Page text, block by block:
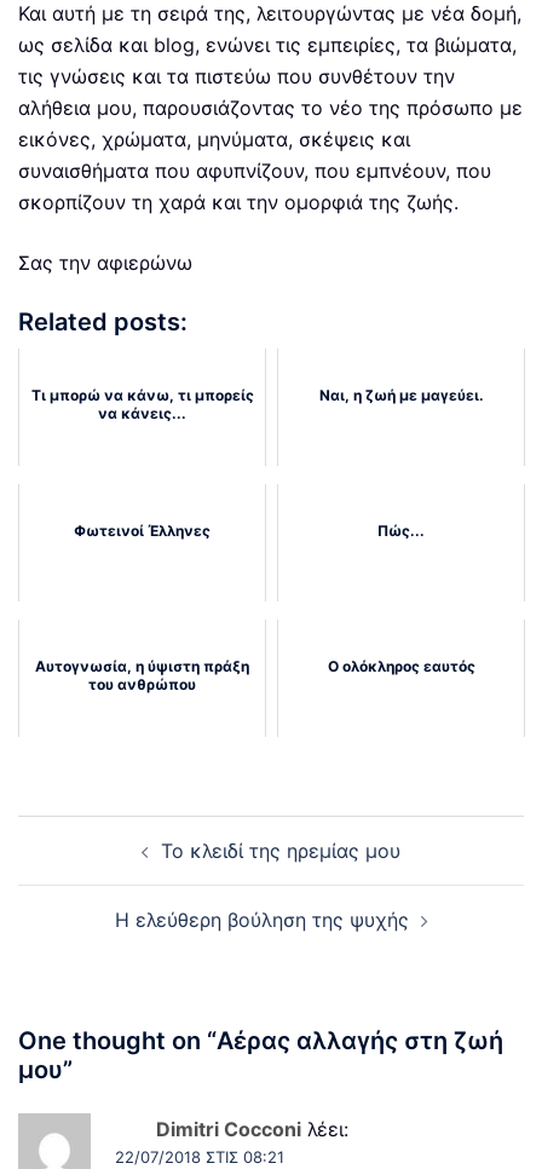
Και αυτή με τη σειρά της, λειτουργώντας με νέα δομή,
ως σελίδα και blog, ενώνει τις εμπειρίες, τα βιώματα,
τις γνώσεις και τα πιστεύω που συνθέτουν την
αλήθεια μου, παρουσιάζοντας το νέο της πρόσωπο με
εικόνες, χρώματα, μηνύματα, σκέψεις και
συναισθήματα που αφυπνίζουν, που εμπνέουν, που
σκορπίζουν τη χαρά και την ομορφιά της ζωής.
Σας την αφιερώνω
Related posts:
Τι μπορώ να κάνω, τι μπορείς
να κάνεις...
Ναι, η ζωή με μαγεύει.
Φωτεινοί Έλληνες Πώς...
Αυτογνωσία, η ύψιστη πράξη
του ανθρώπου
Ο ολόκληρος εαυτός
navigation Το κλειδί της ηρεμίας μου
Η ελεύθερη βούληση της ψυχής
One thought on “Αέρας αλλαγής στη ζωή
μου”
Ο/Η Dimitri Cocconi λέει:
22/07/2018 ΣΤΙΣ 08:21